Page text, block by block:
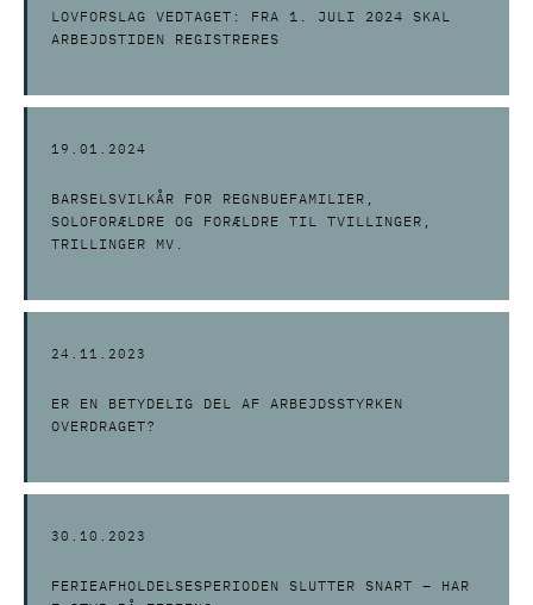
LOVFORSLAG VEDTAGET: FRA 1. JULI 2024 SKAL
ARBEJDSTIDEN REGISTRERES
19.01.2024
BARSELSVILKÅR FOR REGNBUEFAMILIER,
SOLOFORÆLDRE OG FORÆLDRE TIL TVILLINGER,
TRILLINGER MV.
24.11.2023
ER EN BETYDELIG DEL AF ARBEJDSSTYRKEN
OVERDRAGET?
30.10.2023
FERIEAFHOLDELSESPERIODEN SLUTTER SNART – HAR